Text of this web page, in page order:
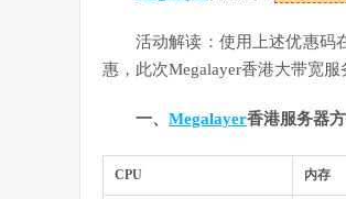
活动解读：使用上述优惠码
惠，此次Megalayer香港大带宽服
一、 Megalayer香港服务器
CPU 内存